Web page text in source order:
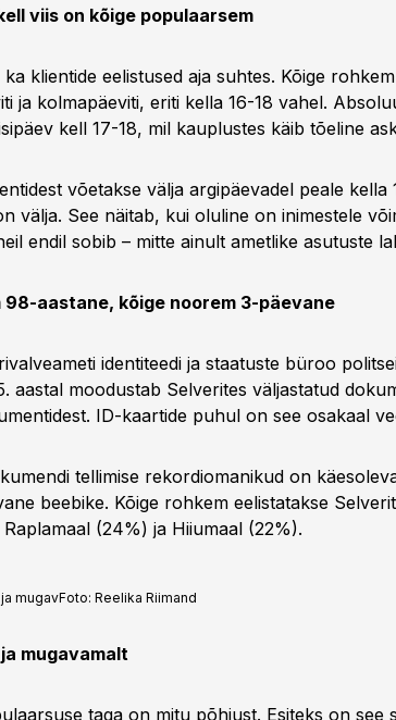
viis on kõige populaarsem
klientide eelistused aja suhtes. Kõige
ja kolmapäeviti, eriti kella 16-18 vahel.
kell 17-18, mil kauplustes käib tõeline
võetakse välja argipäevadel peale kella
välja. See näitab, kui oluline on inimestele
endil sobib – mitte ainult ametlike asutuste
98-aastane, kõige noorem 3-päevane
identiteedi ja staatuste büroo
aastal moodustab Selverites väljastatud
ID-kaartide puhul on see osakaal
tellimise rekordiomanikud on
beebike. Kõige rohkem eelistatakse
(24%) ja Hiiumaal (22%).
mugavFoto: Reelika Riimand
mugavamalt
taga on mitu põhjust. Esiteks on see